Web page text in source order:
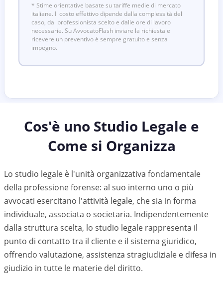
* Stime orientative basate su tariffe medie di mercato
italiane. Il costo effettivo dipende dalla complessità del
caso, dal professionista scelto e dalle ore di lavoro
necessarie. Su AvvocatoFlash inviare la richiesta e
ricevere un preventivo è sempre gratuito e senza
impegno.
Cos'è uno Studio Legale e
Come si Organizza
Lo studio legale è l'unità organizzativa fondamentale
della professione forense: al suo interno uno o più
avvocati esercitano l'attività legale, che sia in forma
individuale, associata o societaria. Indipendentemente
dalla struttura scelta, lo studio legale rappresenta il
punto di contatto tra il cliente e il sistema giuridico,
offrendo valutazione, assistenza stragiudiziale e difesa in
giudizio in tutte le materie del diritto.